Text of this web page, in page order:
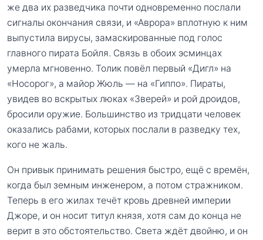
же два их разведчика почти одновременно послали
сигналы окончания связи, и «Аврора» вплотную к ним
выпустила вирусы, замаскированные под голос
главного пирата Бойля. Связь в обоих эсминцах
умерла мгновенно. Толик повёл первый «Дигл» на
«Носорог», а майор Жюль — на «Гиппо». Пираты,
увидев во вскрытых люках «Зверей» и рой дроидов,
бросили оружие. Большинство из тридцати человек
оказались рабами, которых послали в разведку тех,
кого не жаль.
Он привык принимать решения быстро, ещё с времён,
когда был земным инженером, а потом стражником.
Теперь в его жилах течёт кровь древней империи
Джоре, и он носит титул князя, хотя сам до конца не
верит в это обстоятельство. Света ждёт двойню, и он